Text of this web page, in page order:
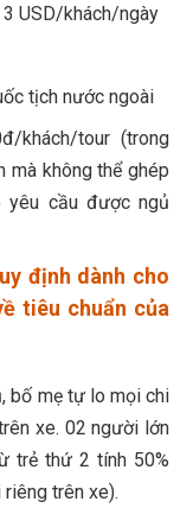
USD/khách/ngày
tịch nước ngoài
tour (trong
mà không thể ghép
yêu cầu được ngủ
định dành cho
tiêu chuẩn của
bố mẹ tự lo mọi chi
xe. 02 người lớn
trẻ thứ 2 tính 50%
trên xe).